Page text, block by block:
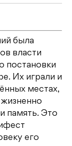
была
власти
постановки
Их играли и
местах,
память. Это
его